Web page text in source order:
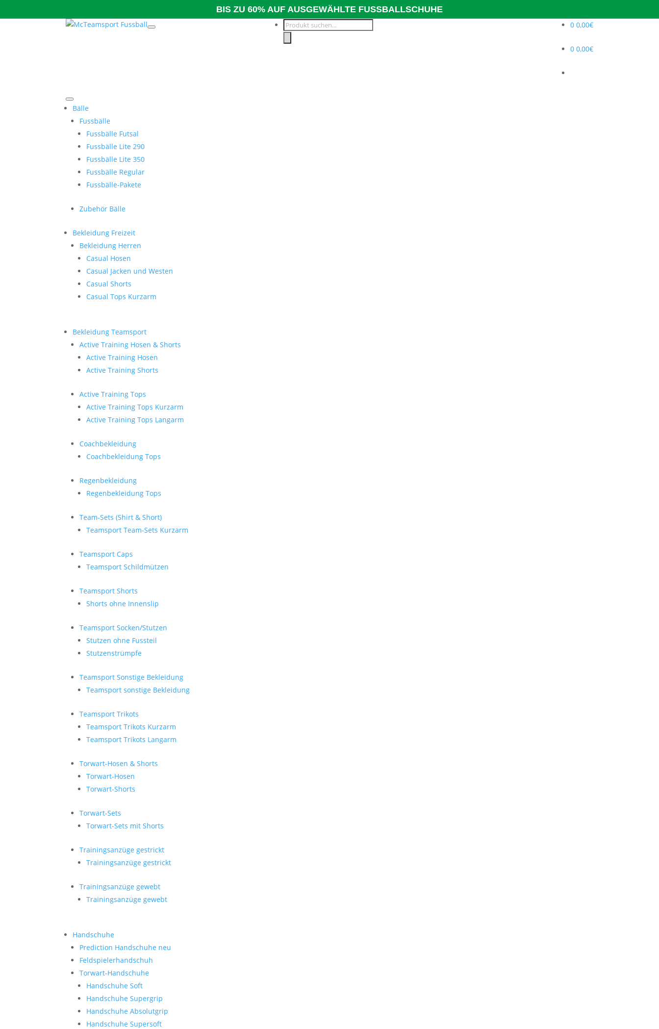
BIS ZU 60% AUF AUSGEWÄHLTE FUSSBALLSCHUHE
Products
0 0,00€
0 0,00€
Bälle
Fussbälle
Fussbälle Futsal
Fussbälle Lite 290
Fussbälle Lite 350
Fussbälle Regular
Fussbälle-Pakete
Zubehör Bälle
Bekleidung Freizeit
Bekleidung Herren
Casual Hosen
Casual Jacken und Westen
Casual Shorts
Casual Tops Kurzarm
Bekleidung Teamsport
Active Training Hosen & Shorts
Active Training Hosen
Active Training Shorts
Active Training Tops
Active Training Tops Kurzarm
Active Training Tops Langarm
Coachbekleidung
Coachbekleidung Tops
Regenbekleidung
Regenbekleidung Tops
Team-Sets (Shirt & Short)
Teamsport Team-Sets Kurzarm
Teamsport Caps
Teamsport Schildmützen
Teamsport Shorts
Shorts ohne Innenslip
Teamsport Socken/Stutzen
Stutzen ohne Fussteil
Stutzenstrümpfe
Teamsport Sonstige Bekleidung
Teamsport sonstige Bekleidung
Teamsport Trikots
Teamsport Trikots Kurzarm
Teamsport Trikots Langarm
Torwart-Hosen & Shorts
Torwart-Hosen
Torwart-Shorts
Torwart-Sets
Torwart-Sets mit Shorts
Trainingsanzüge gestrickt
Trainingsanzüge gestrickt
Trainingsanzüge gewebt
Trainingsanzüge gewebt
Handschuhe
Prediction Handschuhe neu
Feldspielerhandschuh
Torwart-Handschuhe
Handschuhe Soft
Handschuhe Supergrip
Handschuhe Absolutgrip
Handschuhe Supersoft